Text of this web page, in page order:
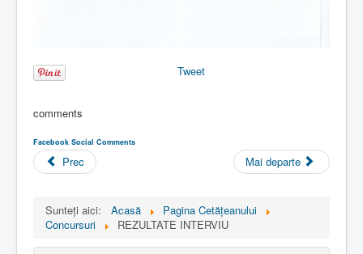
Tweet
comments
Facebook Social Comments
Prec Mai departe
Sunteți aici: Acasă
Pagina Cetăţeanului
Concursuri
REZULTATE INTERVIU